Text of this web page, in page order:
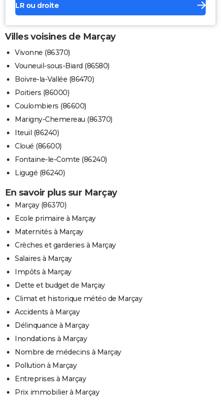
LR ou droite
Villes voisines de Marçay
Vivonne (86370)
Vouneuil-sous-Biard (86580)
Boivre-la-Vallée (86470)
Poitiers (86000)
Coulombiers (86600)
Marigny-Chemereau (86370)
Iteuil (86240)
Cloué (86600)
Fontaine-le-Comte (86240)
Ligugé (86240)
En savoir plus sur Marçay
Marçay (86370)
Ecole primaire à Marçay
Maternités à Marçay
Crèches et garderies à Marçay
Salaires à Marçay
Impôts à Marçay
Dette et budget de Marçay
Climat et historique météo de Marçay
Accidents à Marçay
Délinquance à Marçay
Inondations à Marçay
Nombre de médecins à Marçay
Pollution à Marçay
Entreprises à Marçay
Prix immobilier à Marçay